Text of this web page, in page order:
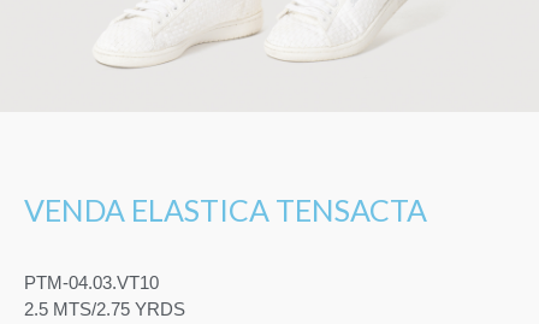
VENDA ELASTICA TENSACTA
PTM-04.03.VT10
2.5 MTS/2.75 YRDS